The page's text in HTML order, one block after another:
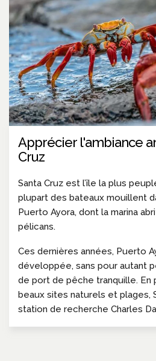
Apprécier l'ambiance
Cruz
Santa Cruz est l’île la plus
plupart des bateaux mouillent
Puerto Ayora, dont la marina
pélicans.
Ces dernières années, Puerto
développée, sans pour autant
de port de pêche tranquille. En
beaux sites naturels et plages,
station de recherche Charles